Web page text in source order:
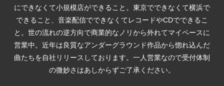
にできなくて小規模店ができること。東京でできなくて横浜で
できること、音楽配信でできなくてレコードやCDでできるこ
と。世の流れの逆方向で商業的なノリから外れてマイペースに
営業中。近年は良質なアンダーグラウンド作品から惚れ込んだ
曲たちを自社リリースしております。一人営業なので受付体制
の微妙さはあしからずご了承ください。